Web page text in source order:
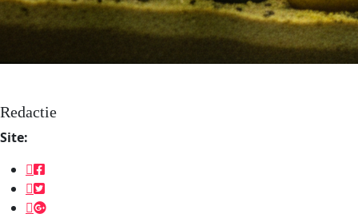
Redactie
Site: